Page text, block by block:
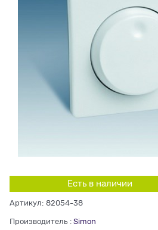
Есть в наличии
Артикул: 82054-38
Производитель : Simon